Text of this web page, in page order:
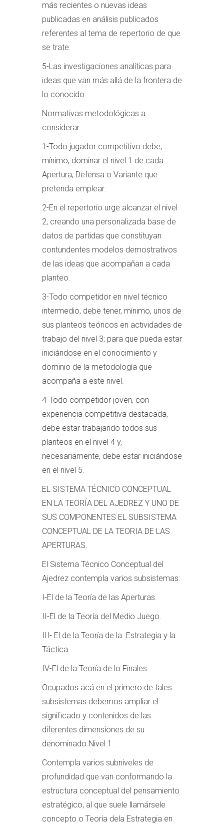
más recientes o nuevas ideas
publicadas en análisis publicados
referentes al tema de repertorio de que
se trate.
5-Las investigaciones analíticas para
ideas que van más allá de la frontera de
lo conocido.
Normativas metodológicas a
considerar:
1-Todo jugador competitivo debe,
mínimo, dominar el nivel 1 de cada
Apertura, Defensa o Variante que
pretenda emplear.
2-En el repertorio urge alcanzar el nivel
2, creando una personalizada base de
datos de partidas que constituyan
contundentes modelos demostrativos
de las ideas que acompañan a cada
planteo.
3-Todo competidor en nivel técnico
intermedio, debe tener, mínimo, unos de
sus planteos teóricos en actividades de
trabajo del nivel 3; para que pueda estar
iniciándose en el conocimiento y
dominio de la metodología que
acompaña a este nivel.
4-Todo competidor joven, con
experiencia competitiva destacada,
debe estar trabajando todos sus
planteos en el nivel 4 y,
necesariamente, debe estar iniciándose
en el nivel 5.
EL SISTEMA TÉCNICO CONCEPTUAL
EN LA TEORÍA DEL AJEDREZ Y UNO DE
SUS COMPONENTES EL SUBSISTEMA
CONCEPTUAL DE LA TEORIA DE LAS
APERTURAS.
El Sistema Técnico Conceptual del
Ajedrez contempla varios subsistemas:
I-El de la Teoría de las Aperturas.
II-El de la Teoría del Medio Juego.
III- El de la Teoría de la Estrategia y la
Táctica.
IV-El de la Teoría de lo Finales.
Ocupados acá en el primero de tales
subsistemas debemos ampliar el
significado y contenidos de las
diferentes dimensiones de su
denominado Nivel 1 .
Contempla varios subniveles de
profundidad que van conformando la
estructura conceptual del pensamiento
estratégico, al que suele llamársele
concepto o Teoría dela Estrategia en